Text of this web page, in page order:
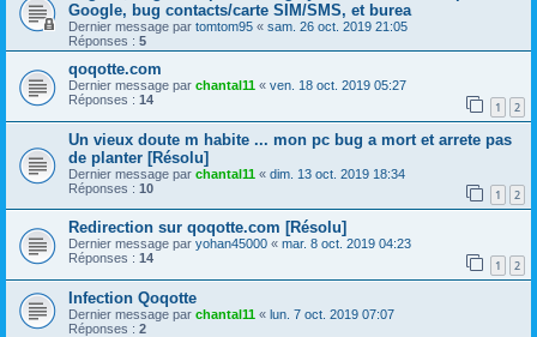
Google, bug contacts/carte SIM/SMS, et burea
Dernier message par tomtom95 « sam. 26 oct. 2019 21:05
Réponses : 5
qoqotte.com
Dernier message par chantal11 « ven. 18 oct. 2019 05:27
Réponses : 14 1 2
Un vieux doute m habite ... mon pc bug a mort et arrete pas
de planter [Résolu]
Dernier message par chantal11 « dim. 13 oct. 2019 18:34
Réponses : 10 1 2
Redirection sur qoqotte.com [Résolu]
Dernier message par yohan45000 « mar. 8 oct. 2019 04:23
Réponses : 14 1 2
Infection Qoqotte
Dernier message par chantal11 « lun. 7 oct. 2019 07:07
Réponses : 2